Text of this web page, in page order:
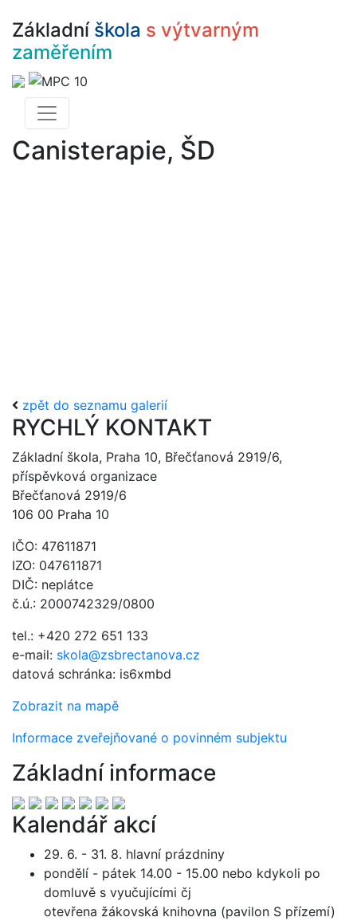
Základní škola s výtvarným
zaměřením
Canisterapie, ŠD
zpět do seznamu galerií
RYCHLÝ KONTAKT
Základní škola, Praha 10, Břečťanová 2919/6,
příspěvková organizace
Břečťanová 2919/6
106 00 Praha 10
IČO: 47611871
IZO: 047611871
DIČ: neplátce
č.ú.: 2000742329/0800
tel.: +420 272 651 133
e-mail: skola@zsbrectanova.cz
datová schránka: is6xmbd
Zobrazit na mapě
Informace zveřejňované o povinném subjektu
Základní informace
Kalendář akcí
29. 6. - 31. 8. hlavní prázdniny
pondělí - pátek 14.00 - 15.00 nebo kdykoli po
domluvě s vyučujícími čj
otevřena žákovská knihovna (pavilon S přízemí)